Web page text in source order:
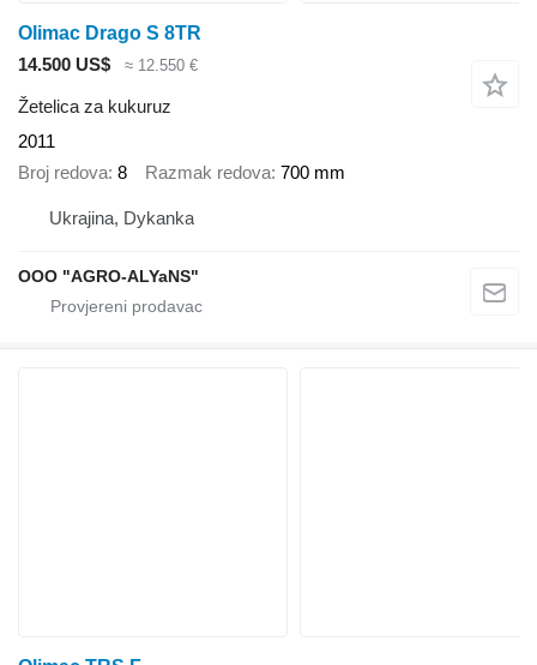
Olimac Drago S 8TR
14.500 US$
≈ 12.550 €
Žetelica za kukuruz
2011
Broj redova 8 Razmak redova 700 mm
Ukrajina, Dykanka
OOO "AGRO-ALYaNS"